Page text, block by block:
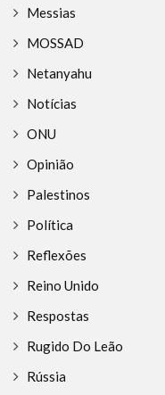
Messias
MOSSAD
Netanyahu
Notícias
ONU
Opinião
Palestinos
Política
Reflexões
Reino Unido
Respostas
Rugido Do Leão
Rússia